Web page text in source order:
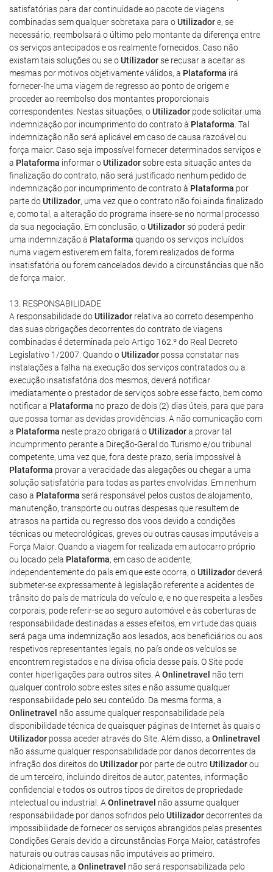
satisfatórias para dar continuidade ao pacote de viagens
combinadas sem qualquer sobretaxa para oUtilizadore, se
necessário, reembolsará o último pelo montante da diferença entre
os serviços antecipados e os realmente fornecidos. Caso não
existam tais soluções ou se oUtilizadorse recusar a aceitar as
mesmas por motivos objetivamente válidos, a Plataforma irá
fornecer-lhe uma viagem de regresso ao ponto de origem e
proceder ao reembolso dos montantes proporcionais
correspondentes. Nestas situações, oUtilizador pode solicitar uma
indemnização por incumprimento do contrato à Plataforma . Tal
indemnização não será aplicável em caso de causa razoável ou
força maior. Caso seja impossível fornecer determinados serviços e
a Plataforma informar oUtilizadorsobre esta situação antes da
finalização do contrato, não será justificado nenhum pedido de
indemnização por incumprimento de contrato à Plataforma por
parte doUtilizador, uma vez que o contrato não foi ainda finalizado
e, como tal, a alteração do programa insere-se no normal processo
da sua negociação. Em conclusão, oUtilizadorsó poderá pedir
uma indemnização à Plataforma quando os serviços incluídos
numa viagem estiverem em falta, forem realizados de forma
insatisfatória ou forem cancelados devido a circunstâncias que não
de força maior.
13. RESPONSABILIDADE
A responsabilidade doUtilizador relativa ao correto desempenho
das suas obrigações decorrentes do contrato de viagens
combinadas é determinada pelo Artigo 162.º do Real Decreto
Legislativo 1/2007. Quando oUtilizador possa constatar nas
instalações a falha na execução dos serviços contratados ou a
execução insatisfatória dos mesmos, deverá notificar
imediatamente o prestador de serviços sobre esse facto, bem como
notificar a Plataforma no prazo de dois (2) dias úteis, para que para
que possa tomar as devidas providências. A não comunicação com
a Plataforma neste prazo obrigará oUtilizadora provar tal
incumprimento perante a Direção-Geral do Turismo e/ou tribunal
competente, uma vez que, fora deste prazo, seria impossível à
Plataforma provar a veracidade das alegações ou chegar a uma
solução satisfatória para todas as partes envolvidas. Em nenhum
caso a Plataforma será responsável pelos custos de alojamento,
manutenção, transporte ou outras despesas que resultem de
atrasos na partida ou regresso dos voos devido a condições
técnicas ou meteorológicas, greves ou outras causas imputáveis a
Força Maior. Quando a viagem for realizada em autocarro próprio
ou locado pela Plataforma, em caso de acidente,
independentemente do país em que este ocorra, oUtilizadordeverá
submeter-se expressamente à legislação referente a acidentes de
trânsito do país de matrícula do veículo e, e no que respeita a lesões
corporais, pode referir-se ao seguro automóvel e às coberturas de
responsabilidade destinadas a esses efeitos, em virtude das quais
será paga uma indemnização aos lesados, aos beneficiários ou aos
respetivos representantes legais, no país onde os veículos se
encontrem registados e na divisa oficia desse país. O Site pode
conter hiperligações para outros sites. A Onlinetravel não tem
qualquer controlo sobre estes sites e não assume qualquer
responsabilidade pelo seu conteúdo. Da mesma forma, a
Onlinetravel não assume qualquer responsabilidade pela
disponibilidade técnica de quaisquer páginas de Internet às quais o
Utilizador possa aceder através do Site. Além disso, a Onlinetravel
não assume qualquer responsabilidade por danos decorrentes da
infração dos direitos doUtilizador por parte de outroUtilizadorou
de um terceiro, incluindo direitos de autor, patentes, informação
confidencial e todos os outros tipos de direitos de propriedade
intelectual ou industrial. A Onlinetravel não assume qualquer
responsabilidade por danos sofridos peloUtilizadordecorrentes da
impossibilidade de fornecer os serviços abrangidos pelas presentes
Condições Gerais devido a circunstâncias Força Maior, catástrofes
naturais ou outras causas não imputáveis ao primeiro.
Adicionalmente, a Onlinetravel não será responsabilizada pelo